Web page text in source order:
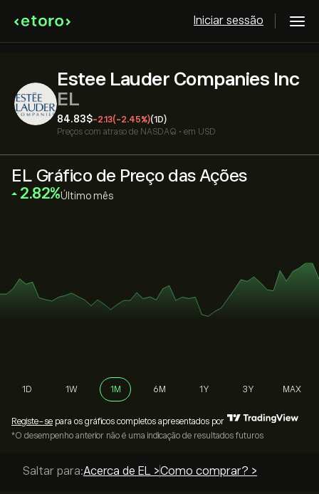
Iniciar sessão
Estee Lauder Companies Inc
EL
84.83‎$‎-2.13(-2.45%)(1D)
Preços com atraso de NASDAQ • em USD
EL Gráfico de Preço das Ações
‎2.82‎ Último mês
1D 1W 1M 6M 1Y 3Y MAX
Registe-se para os gráficos completos apresentados por
*O desempenho anterior não é uma indicação de resultados futuros
Saltar para:Acerca de EL >Como comprar? >